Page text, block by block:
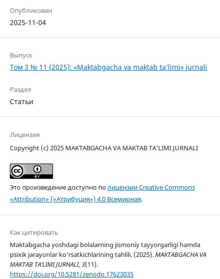
Опубликован
2025-11-04
Выпуск
Том 3 № 11 (2025): «Maktabgacha va maktab ta’limi» jurnali
Раздел
Статьи
Лицензия
Copyright (c) 2025 MAKTABGACHA VA MAKTAB TA’LIMI JURNALI
Это произведение доступно по лицензии Creative Commons
«Attribution» («Атрибуция») 4.0 Всемирная.
Как цитировать
Maktabgacha yoshdagi bolalarning jismoniy tayyorgarligi hamda
psixik jarayonlar ko‘rsatkichlarining tahlili. (2025).MAKTABGACHA VA
MAKTAB TA’LIMI JURNALI,3(11).
https://doi.org/10.5281/zenodo.17623035